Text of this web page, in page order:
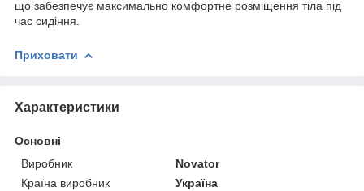
що забезпечує максимально комфортне розміщення тіла під
час сидіння.
Приховати
Характеристики
Основні
Виробник
Novator
Країна виробник
Україна